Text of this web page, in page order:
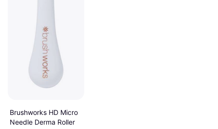
Brushworks HD Micro
Needle Derma Roller